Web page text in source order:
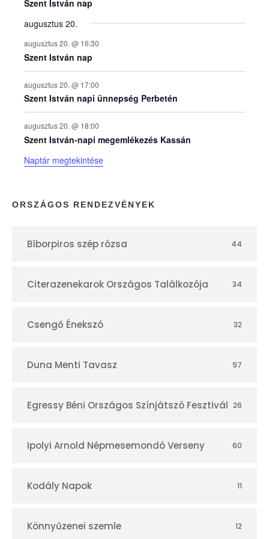
k
n
a
p
t
r
Szent István nap
augusztus 20.
augusztus 20. @ 16:30
Szent István nap
augusztus 20. @ 17:00
Szent István napi ünnepség Perbetén
augusztus 20. @ 18:00
Szent István-napi megemlékezés Kassán
Naptár megtekintése
ORSZÁGOS RENDEZVÉNYEK
Bíborpiros szép rózsa 44
Citerazenekarok Országos Találkozója 34
Csengő Énekszó 32
Duna Menti Tavasz 97
Egressy Béni Országos Színjátszó Fesztivál 26
Ipolyi Arnold Népmesemondó Verseny 60
Kodály Napok 11
Könnyűzenei szemle 12